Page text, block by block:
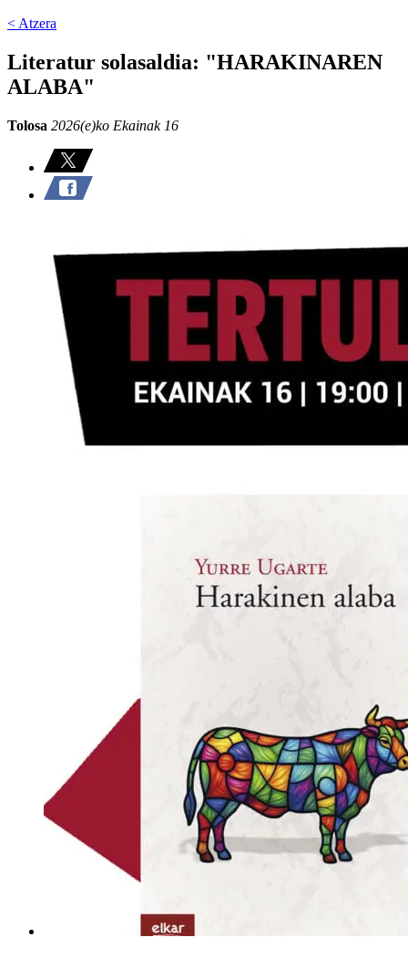
< Atzera
Literatur solasaldia: "HARAKINAREN
ALABA"
Tolosa 2026(e)ko Ekainak 16